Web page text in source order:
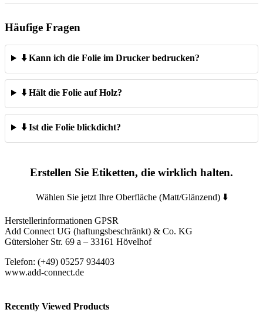
Häufige Fragen
⬇️ Kann ich die Folie im Drucker bedrucken?
⬇️ Hält die Folie auf Holz?
⬇️ Ist die Folie blickdicht?
Erstellen Sie Etiketten, die wirklich halten.
Wählen Sie jetzt Ihre Oberfläche (Matt/Glänzend) ⬇️
Herstellerinformationen GPSR
Add Connect UG (haftungsbeschränkt) & Co. KG
Gütersloher Str. 69 a – 33161 Hövelhof
Telefon: (+49) 05257 934403
www.add-connect.de
Recently Viewed Products